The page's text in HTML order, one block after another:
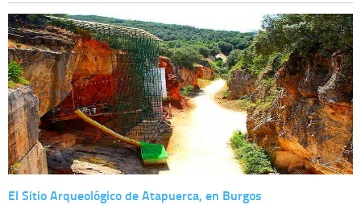
El Sitio Arqueológico de Atapuerca, en Burgos